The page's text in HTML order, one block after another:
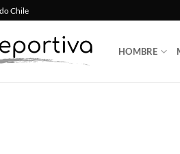
Chile
HOMBRE